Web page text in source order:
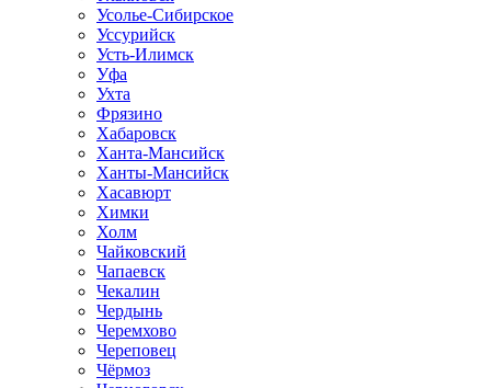
Усолье-Сибирское
Уссурийск
Усть-Илимск
Уфа
Ухта
Фрязино
Хабаровск
Ханта-Мансийск
Ханты-Мансийск
Хасавюрт
Химки
Холм
Чайковский
Чапаевск
Чекалин
Чердынь
Черемхово
Череповец
Чёрмоз